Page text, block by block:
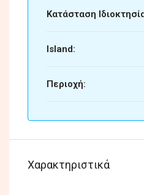
Κατάσταση
Island:
Περιοχή:
Χαρακτηριστικά